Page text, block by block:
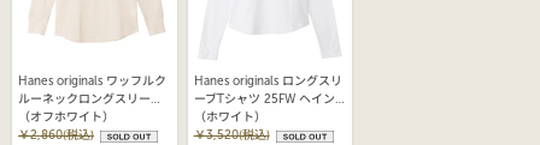
Hanes originals ワッフルク
ルーネックロングスリーブT
シャツ 25FW ヘインズ
(HW4-C501)
（オフホワイト）
￥2,860(税込)
Hanes originals ロングスリ
ーブTシャツ 25FW ヘイン
ズ(HW4-C103)
（ホワイト）
￥3,520(税込)